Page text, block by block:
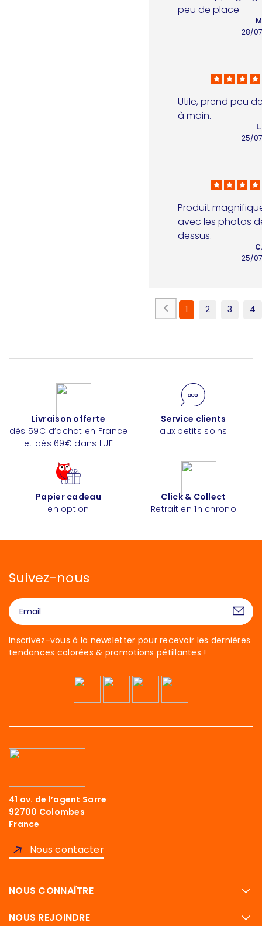
peu de place
28/
Utile, prend peu
à main.
25/
Produit
avec les photos
dessus.
25/
1 2 3 4
Livraison offerte
dès 59€ d’achat en France
et dès 69€ dans l'UE
Service clients
aux petits soins
Papier cadeau
en option
Click & Collect
Retrait en 1h chrono
Suivez-nous
Inscrivez-vous à la newsletter pour recevoir les dernières
tendances colorées & promotions pétillantes !
41 av. de l’agent Sarre
92700 Colombes
France
Nous contacter
NOUS CONNAÎTRE
NOUS REJOINDRE